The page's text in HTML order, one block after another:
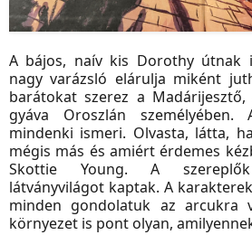
A bájos, naív kis Dorothy útnak
nagy varázsló elárulja miként
barátokat szerez a
gyáva Oroszlán
mindenki ismeri. Olvasta, látta,
mégis más és amiért érdemes
Skottie Young. A
látványvilágot kaptak. A
minden gondolatuk az arcukra
környezet is pont olyan,